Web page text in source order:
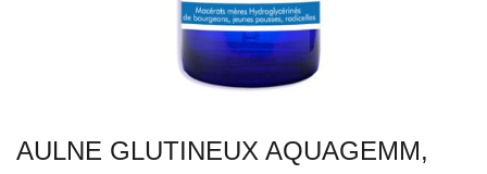
AULNE GLUTINEUX AQUAGEMM,